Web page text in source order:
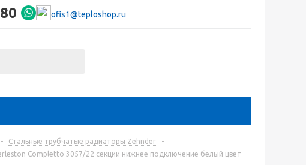
ofis1@teploshop.ru
- Стальные трубчатые радиаторы Zehnder
-
Completto 3057/22 секции нижнее подключение белый цвет